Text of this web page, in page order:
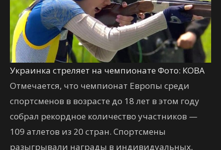
Украинка стреляет на чемпионате Фото: КОВА
Отмечается, что чемпионат Европы среди
спортсменов в возрасте до 18 лет в этом году
собрал рекордное количество участников —
109 атлетов из 20 стран. Спортсмены
разыгрывали награды в индивидуальных,